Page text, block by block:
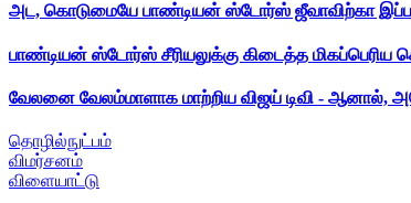
அட, கொடுமையே பாண்டியன் ஸ்டோர்ஸ் ஜீவாவிற்கா
பாண்டியன் ஸ்டோர்ஸ் சீரியலுக்கு கிடைத்த
வேலனை வேலம்மாளாக மாற்றிய விஜய் டிவி -
தொழில்நுட்பம்
விமர்சனம்
விளையாட்டு